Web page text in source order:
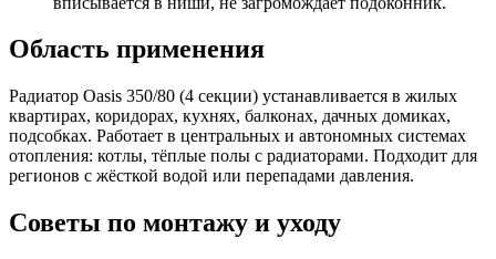
Область применения
Радиатор Oasis 350/80 (4 секции) устанавливается в жилых
квартирах, коридорах, кухнях, балконах, дачных домиках,
подсобках. Работает в центральных и автономных системах
отопления: котлы, тёплые полы с радиаторами. Подходит для
регионов с жёсткой водой или перепадами давления.
Советы по монтажу и уходу